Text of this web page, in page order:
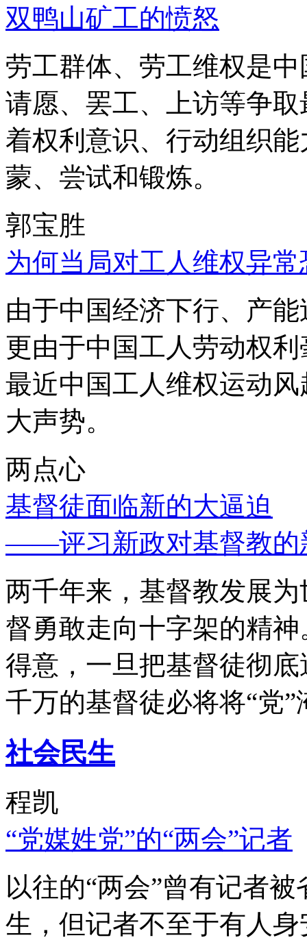
双鸭山矿工的愤怒
劳工群体、劳工维权是
请愿、罢工、上访等争
着权利意识、行动组织
蒙、尝试和锻炼。
郭宝胜
为何当局对工人维权异
由于中国经济下行、产
更由于中国工人劳动权
最近中国工人维权运动
大声势。
两点心
基督徒面临新的大逼迫
——评习新政对基督教的
两千年来，基督教发展
督勇敢走向十字架的精
得意，一旦把基督徒彻
千万的基督徒必将将“党”
社会民生
程凯
“党媒姓党”的“两会”记者
以往的“两会”曾有记者
生，但记者不至于有人